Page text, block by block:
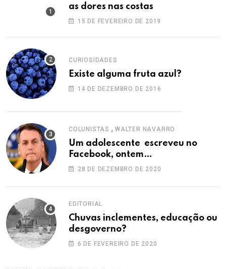
as dores nas costas
15 DE FEVEREIRO DE 2019
CURIOSIDADES
Existe alguma fruta azul?
14 DE DEZEMBRO DE 2016
COLUNISTAS , WALTER NAVARRO
Um adolescente escreveu no
Facebook, ontem…
28 DE DEZEMBRO DE 2020
EDITORIAL
Chuvas inclementes, educação ou
desgoverno?
6 DE FEVEREIRO DE 2020